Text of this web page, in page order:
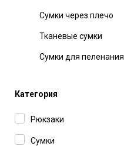
Сумки через плечо
Тканевые сумки
Сумки для пеленания
Категория
Рюкзаки
Сумки